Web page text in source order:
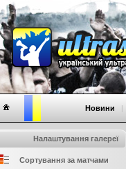
Новини |
Налаштування галереї
Сортування за матчами